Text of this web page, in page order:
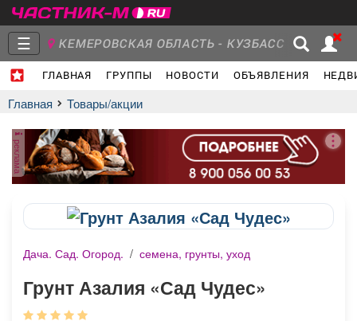
☰ КЕМЕРОВСКАЯ ОБЛАСТЬ - КУЗБАСС
ГЛАВНАЯ ГРУППЫ НОВОСТИ ОБЪЯВЛЕНИЯ
Главная
Объявления Недвижимость Услуги
Главная Товары/акции
реклама
Дача. Сад. Огород. / семена, грунты, уход
Грунт Азалия «Сад Чудес»